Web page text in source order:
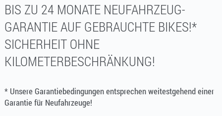
BIS ZU 24 MONATE NEUFAHRZEUG-
GARANTIE AUF GEBRAUCHTE BIKES!*
SICHERHEIT OHNE
KILOMETERBESCHRÄNKUNG!
* Unsere Garantiebedingungen entsprechen weitestgehend einer
Garantie für Neufahrzeuge!